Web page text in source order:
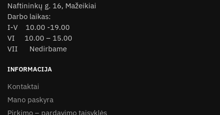
Naftininkų g. 16, Mažeikiai
Darbo laikas:
I-V 10.00 -19.00
VI 10.00 – 15.00
VII Nedirbame
INFORMACIJA
Kontaktai
Mano paskyra
Pirkimo – pardavimo taisyklės